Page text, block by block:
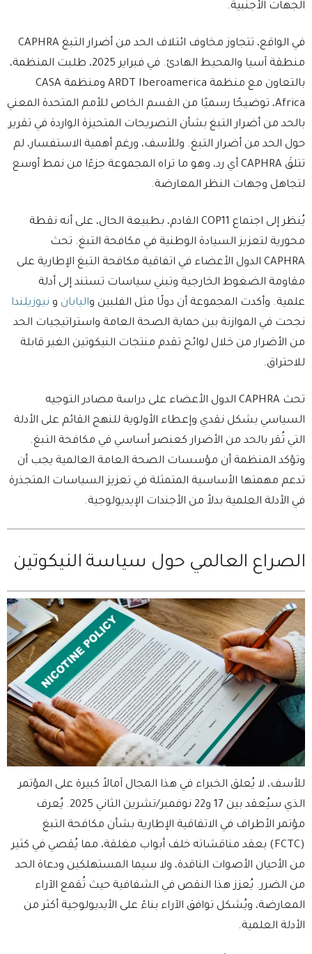
الجهات الأجنبية.
في الواقع، تتجاوز مخاوف ائتلاف الحد من أضرار التبغ CAPHRA
منطقة آسيا والمحيط الهادئ. في فبراير 2025، طلبت المنظمة،
بالتعاون مع منظمة ARDT Iberoamerica ومنظمة CASA
Africa، توضيحًا رسميًا من القسم الخاص للأمم المتحدة المعني
بالحد من أضرار التبغ بشأن التصريحات المتحيزة الواردة في تقرير
حول الحد من أضرار التبغ. وللأسف، ورغم أهمية الاستفسار، لم
تتلقَ CAPHRA أي رد، وهو ما تراه المجموعة جزءًا من نمط أوسع
لتجاهل وجهات النظر المعارضة.
يُنظر إلى اجتماع COP11 القادم، بطبيعة الحال، على أنه نقطة
محورية لتعزيز السيادة الوطنية في مكافحة التبغ. تحث
CAPHRA الدول الأعضاء في اتفاقية مكافحة التبغ الإطارية على
مقاومة الضغوط الخارجية وتبني سياسات تستند إلى أدلة
علمية. وأكدت المجموعة أن دولًا مثل الفلبين واليابان و نيوزيلندا
نجحت في الموازنة بين حماية الصحة العامة واستراتيجيات الحد
من الأضرار من خلال لوائح تقدم منتجات النيكوتين الغير قابلة
للاحتراق.
تحث CAPHRA الدول الأعضاء على دراسة مصادر التوجيه
السياسي بشكل نقدي وإعطاء الأولوية للنهج القائم على الأدلة
التي تُقر بالحد من الأضرار كعنصر أساسي في مكافحة التبغ.
وتؤكد المنظمة أن مؤسسات الصحة العامة العالمية يجب أن
تدعم مهمتها الأساسية المتمثلة في تعزيز السياسات المتجذرة
في الأدلة العلمية بدلاً من الأجندات الإيديولوجية.
الصراع العالمي حول سياسة النيكوتين
للأسف، لا يُعلق الخبراء في هذا المجال آمالاً كبيرة على المؤتمر
الذي سيُعقد بين 17 و22 نوفمبر/تشرين الثاني 2025. يُعرف
مؤتمر الأطراف في الاتفاقية الإطارية بشأن مكافحة التبغ
(FCTC) بعقد مناقشاته خلف أبواب مغلقة، مما يُقصي في كثير
من الأحيان الأصوات الناقدة، ولا سيما المستهلكين ودعاة الحد
من الضرر. يُعزز هذا النقص في الشفافية حيث تُقمع الآراء
المعارضة، ويُشكل توافق الآراء بناءً على الأيديولوجية أكثر من
الأدلة العلمية.